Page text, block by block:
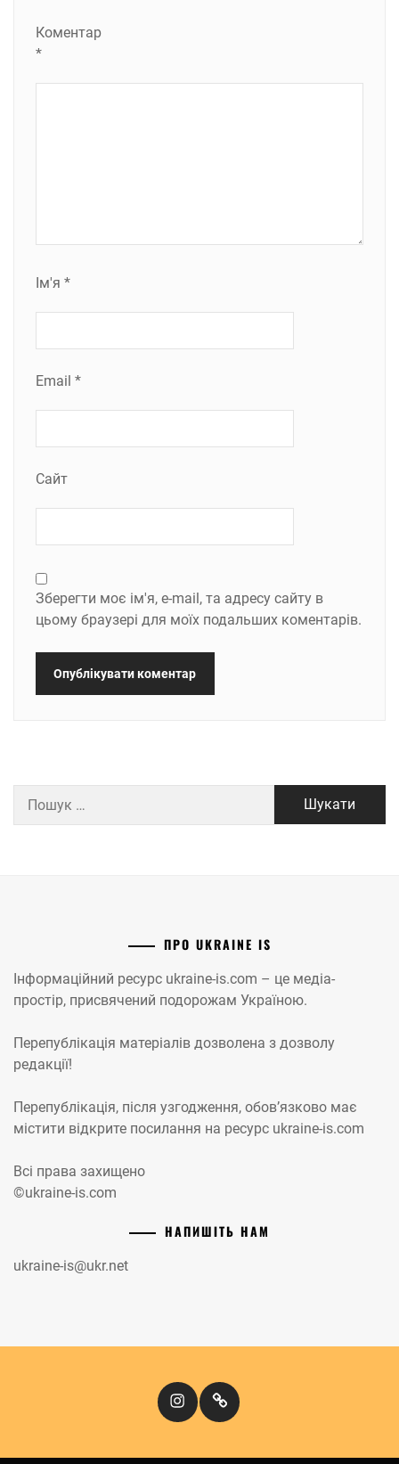
Коментар
*
Ім'я *
Email *
Сайт
Зберегти моє ім'я, e-mail, та адресу сайту в
цьому браузері для моїх подальших коментарів.
ПРО UKRAINE IS
Інформаційний ресурс ukraine-is.com – це медіа-
простір, присвячений подорожам Україною.
Перепублікація матеріалів дозволена з дозволу
редакції!
Перепублікація, після узгодження, обов’язково має
містити відкрите посилання на ресурс ukraine-is.com
Всі права захищено
©ukraine-is.com
НАПИШІТЬ НАМ
ukraine-is@ukr.net
InstagramКіномандри